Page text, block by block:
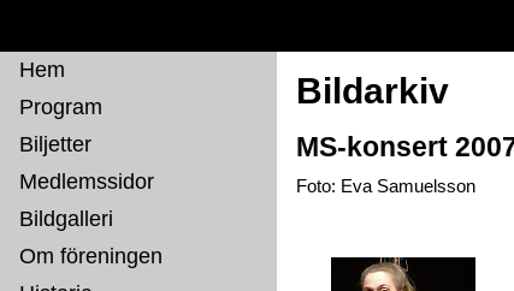
Hem
Program
Biljetter
Medlemssidor
Bildgalleri
Om föreningen
Bildarkiv
MS-konsert
Foto: Eva Samuelsson